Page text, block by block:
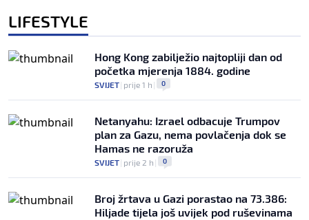
LIFESTYLE
Hong Kong zabilježio najtopliji dan od
početka mjerenja 1884. godine
SVIJET| prije 1 h | 0
Netanyahu: Izrael odbacuje Trumpov
plan za Gazu, nema povlačenja dok se
Hamas ne razoruža
SVIJET| prije 2 h | 0
Broj žrtava u Gazi porastao na 73.386:
Hiljade tijela još uvijek pod ruševinama